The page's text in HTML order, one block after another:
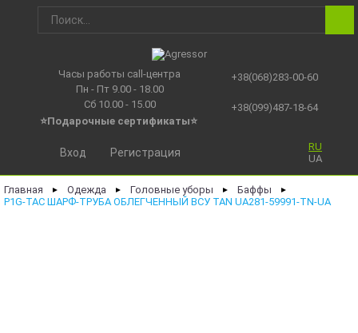
Часы работы call-центра
Пн - Пт 9.00 - 18.00
Сб 10.00 - 15.00
⭐Подарочные сертификаты⭐
+38(068)283-00-60
+38(099)487-18-64
RU
UA
Вход Регистрация
Главная ► Одежда ► Головные уборы ► Баффы ►
P1G-TAC ШАРФ-ТРУБА ОБЛЕГЧЕННЫЙ ВСУ TAN UA281-59991-TN-UA